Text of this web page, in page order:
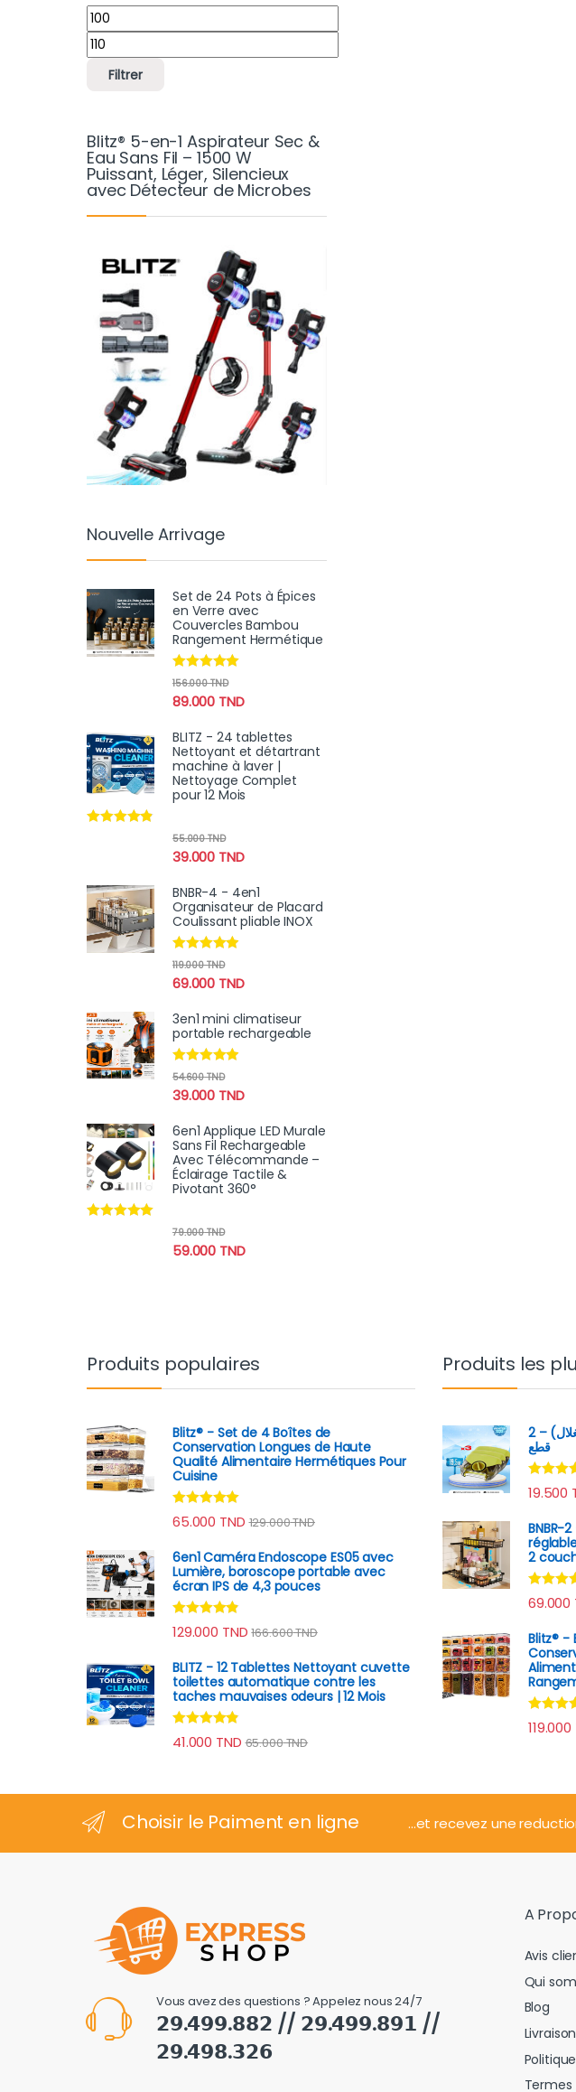
Prix min
Prix max
Filtrer
Blitz® 5-en-1 Aspirateur Sec &
Eau Sans Fil – 1500 W
Puissant, Léger, Silencieux
avec Détecteur de Microbes
Nouvelle Arrivage
Set de 24 Pots à Épices
en Verre avec
Couvercles Bambou
Rangement Hermétique
Note4.78
89.000 TND
156.000TND
BLITZ - 24 tablettes
Nettoyant et détartrant
machine à laver |
Nettoyage Complet
pour 12 Mois
39.000 TND
55.000TND
BNBR-4 - 4en1
Organisateur de Placard
Coulissant pliable INOX
Note4.75
69.000 TND
119.000TND
3en1 mini climatiseur
portable rechargeable
Note4.75
39.000 TND
54.600TND
6en1 Applique LED Murale
Sans Fil Rechargeable
Avec Télécommande –
Éclairage Tactile &
Pivotant 360°
59.000 TND
79.000TND
Produits populaires
Blitz® - Set de 4 Boîtes de
Conservation Longues de Haute
Qualité Alimentaire Hermétiques Pour
Cuisine
Note4.90
sur 5
65.000 TND 129.000TND
6en1 Caméra Endoscope ES05 avec
Lumière, boroscope portable avec
écran IPS de 4,3 pouces
Note4.67
sur 5
129.000 TND 166.600TND
BLITZ - 12 Tablettes Nettoyant cuvette
toilettes automatique contre les
taches mauvaises odeurs | 12 Mois
Note4.70
sur 5
41.000 TND 65.000TND
Produits les
قشارة 4 في 1 (للسمك، الخضرة والغلال) – 2
قطع
Note
sur 5
19.500
BNBR-
2
Note
sur 5
69.000
Blitz® -
Note
sur 5
119.000
Choisir le Paiment en ligne ...et recevez une
Vous avez des questions ? Appelez nous 24/7
𝟮𝟵.𝟰𝟵𝟵.𝟴𝟴𝟮 // 𝟮𝟵.𝟰𝟵𝟵.𝟴𝟵𝟭 //
𝟮𝟵.𝟰𝟵𝟴.𝟯𝟮𝟲
A
Avis
Qui
Blog